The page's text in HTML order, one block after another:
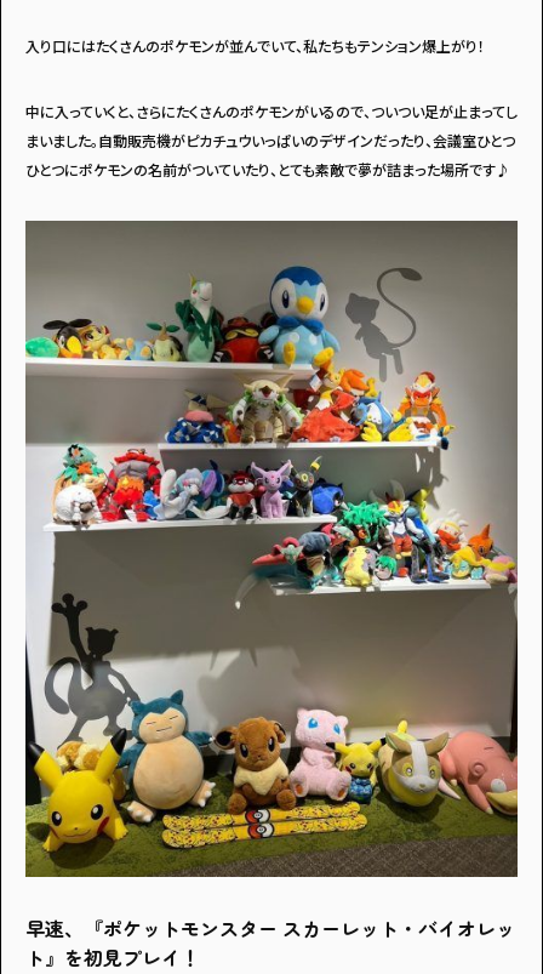
入り口にはたくさんのポケモンが並んでいて、私たちもテンション爆上がり！
中に入っていくと、さらにたくさんのポケモンがいるので、ついつい足が止まってし
まいました。自動販売機がピカチュウいっぱいのデザインだったり、会議室ひとつ
ひとつにポケモンの名前がついていたり、とても素敵で夢が詰まった場所です♪
早速、『ポケットモンスター スカーレット・バイオレッ
ト』を初見プレイ！